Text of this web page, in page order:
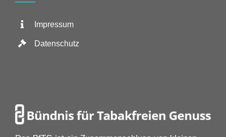
Impressum
Datenschutz